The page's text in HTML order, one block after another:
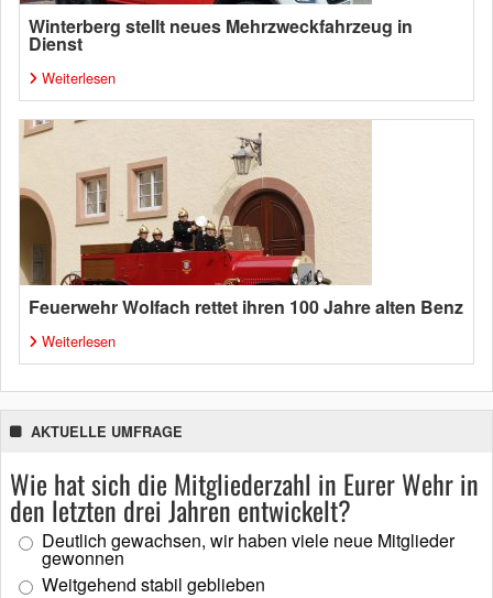
Winterberg stellt neues Mehrzweckfahrzeug in
Dienst
Weiterlesen
Feuerwehr Wolfach rettet ihren 100 Jahre alten Benz
Weiterlesen
AKTUELLE UMFRAGE
Wie hat sich die Mitgliederzahl in Eurer Wehr in
den letzten drei Jahren entwickelt?
Deutlich gewachsen, wir haben viele neue Mitglieder
gewonnen
Weitgehend stabil geblieben